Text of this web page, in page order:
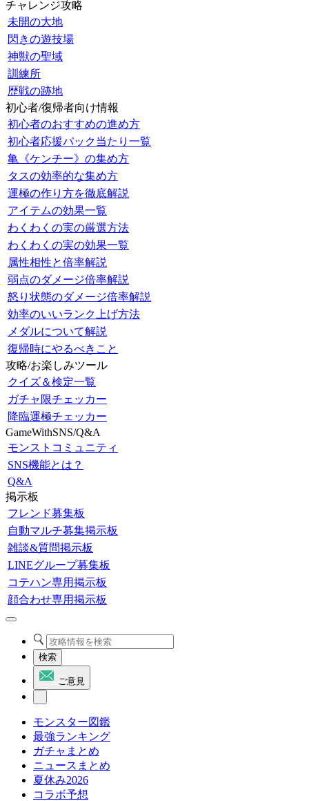
チャレンジ攻略
未開の大地
閃きの遊技場
神獣の聖域
訓練所
歴戦の跡地
初心者/復帰者向け情報
初心者のおすすめの進め方
初心者応援パック当たり一覧
亀《ケンチー》の集め方
タスの効率的な集め方
運極の作り方を徹底解説
アイテムの効果一覧
わくわくの実の厳選方法
わくわくの実の効果一覧
属性相性と倍率解説
弱点のダメージ倍率解説
怒り状態のダメージ倍率解説
効率のいいランク上げ方法
メダルについて解説
復帰時にやるべきこと
攻略/お楽しみツール
クイズ＆検定一覧
ガチャ限チェッカー
降臨運極チェッカー
GameWithSNS/Q&A
モンストコミュニティ
SNS機能とは？
Q&A
掲示板
フレンド募集板
自動マルチ募集掲示板
雑談&質問掲示板
LINEグループ募集板
コテハン専用掲示板
顔合わせ専用掲示板
検索
ご意見
モンスター図鑑
最強ランキング
ガチャまとめ
ニュースまとめ
夏休み2026
コラボ予想